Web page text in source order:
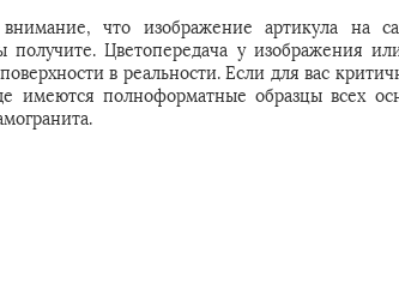
что изображение артикула на
получите. Цветопередача у изображения
в реальности. Если для вас
имеются полноформатные образцы всех